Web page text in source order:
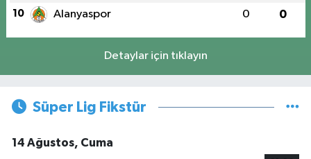
10 Alanyaspor 0 0
Detaylar için tıklayın
Süper Lig Fikstür
14 Ağustos, Cuma